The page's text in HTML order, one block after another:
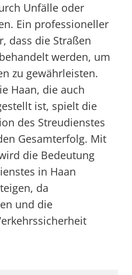
Unfälle oder
Ein professioneller
dass die Straßen
werden, um
zu gewährleisten.
Haan, die auch
ist, spielt die
des Streudienstes
Gesamterfolg. Mit
die Bedeutung
in Haan
da
und die